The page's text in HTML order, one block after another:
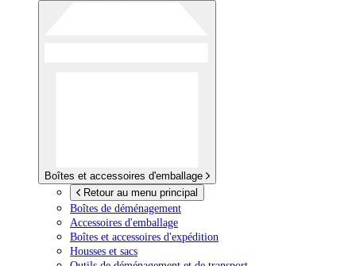
Boîtes et accessoires d'emballage
Retour au menu principal
Boîtes de déménagement
Accessoires d'emballage
Boîtes et accessoires d'expédition
Housses et sacs